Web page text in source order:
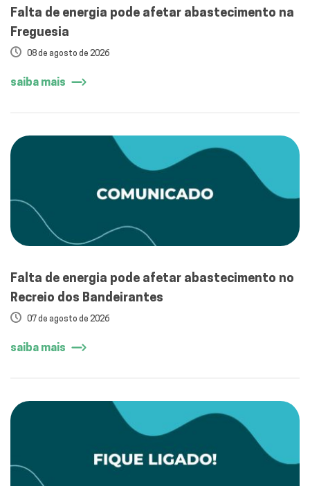
Falta de energia pode afetar abastecimento na
Freguesia
08 de agosto de 2026
saiba mais
Falta de energia pode afetar abastecimento no
Recreio dos Bandeirantes
07 de agosto de 2026
saiba mais